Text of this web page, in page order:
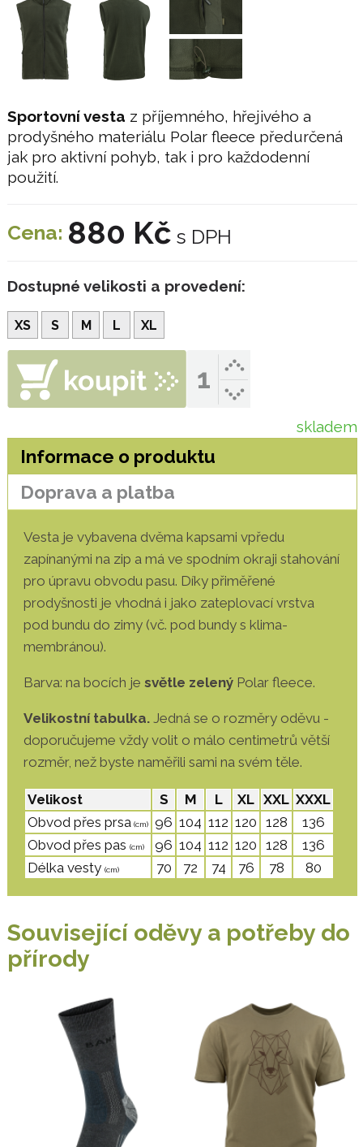
Sportovní vesta z příjemného, hřejivého a
prodyšného materiálu Polar fleece předurčená
jak pro aktivní pohyb, tak i pro každodenní
použití.
Cena: 880 Kč s DPH
Dostupné velikosti a provedení:
XS S M L XL
skladem
Informace o produktu
Doprava a platba
Vesta je vybavena dvěma kapsami vpředu
zapínanými na zip a má ve spodním okraji stahování
pro úpravu obvodu pasu. Díky přiměřené
prodyšnosti je vhodná i jako zateplovací vrstva
pod bundu do zimy (vč. pod bundy s klima-
membránou).
Barva: na bocích je světle zelený Polar fleece.
Velikostní tabulka. Jedná se o rozměry oděvu -
doporučujeme vždy volit o málo centimetrů větší
rozměr, než byste naměřili sami na svém těle.
Velikost S M L XL XXL XXXL
Obvod přes prsa (cm) 96 104 112 120 128
136
Obvod přes pas (cm) 96 104 112 120 128
136
Délka vesty (cm) 70 72 74 76 78 80
Související oděvy a potřeby do
přírody